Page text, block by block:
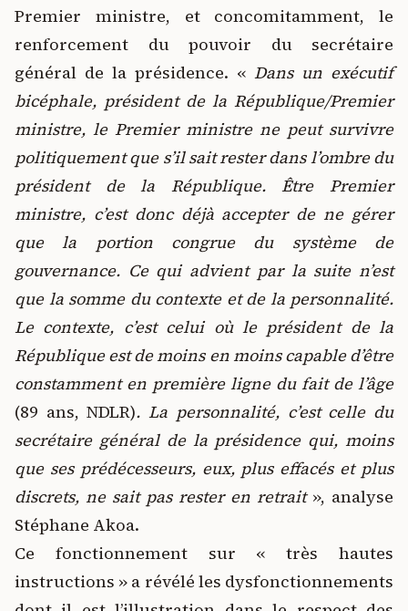
Premier ministre, et concomitamment, le
renforcement du pouvoir du secrétaire
général de la présidence. « Dans un exécutif
bicéphale, président de la République/Premier
ministre, le Premier ministre ne peut survivre
politiquement que s’il sait rester dans l’ombre du
président de la République. Être Premier
ministre, c’est donc déjà accepter de ne gérer
que la portion congrue du système de
gouvernance. Ce qui advient par la suite n’est
que la somme du contexte et de la personnalité.
Le contexte, c’est celui où le président de la
République est de moins en moins capable d’être
constamment en première ligne du fait de l’âge
(89 ans, NDLR). La personnalité, c’est celle du
secrétaire général de la présidence qui, moins
que ses prédécesseurs, eux, plus effacés et plus
discrets, ne sait pas rester en retrait », analyse
Stéphane Akoa.
Ce fonctionnement sur « très hautes
instructions » a révélé les dysfonctionnements